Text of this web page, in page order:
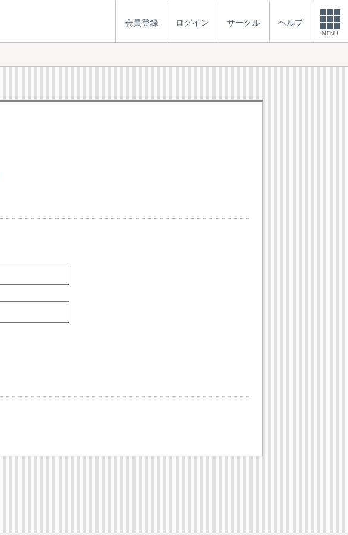
会員登録 ログイン サークル ヘルプ
MENU